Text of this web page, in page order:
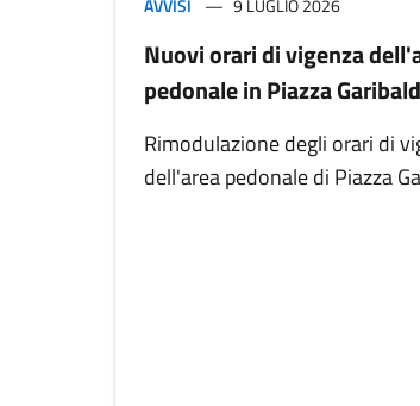
AVVISI 9 LUGLIO 2026
Nuovi orari di vigenza
pedonale in Piazza
Rimodulazione degli orari di
dell'area pedonale di Piazza